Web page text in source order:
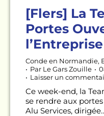
[Flers] La
Portes
Conde en Normandie,
Par Le Gars Zouille
Laisser un
Ce week-end, la
se rendre aux
Alu Services,